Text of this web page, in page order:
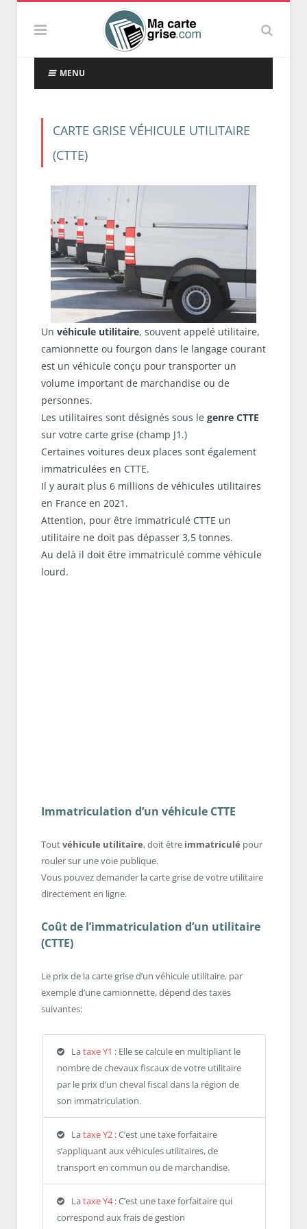
MENU
CARTE GRISE VÉHICULE UTILITAIRE
(CTTE)
Un véhicule utilitaire, souvent appelé utilitaire,
camionnette ou fourgon dans le langage courant
est un véhicule conçu pour transporter un
volume important de marchandise ou de
personnes.
Les utilitaires sont désignés sous le genre CTTE
sur votre carte grise (champ J1.)
Certaines voitures deux places sont également
immatriculées en CTTE.
Il y aurait plus 6 millions de véhicules utilitaires
en France en 2021.
Attention, pour être immatriculé CTTE un
utilitaire ne doit pas dépasser 3,5 tonnes.
Au delà il doit être immatriculé comme véhicule
lourd.
Immatriculation d’un véhicule CTTE
Toutvéhicule utilitaire, doit être immatriculé pour
rouler sur une voie publique.
Vous pouvez demander la carte grise de votre utilitaire
directement en ligne.
Coût de l’immatriculation d’un utilitaire
(CTTE)
Le prix de la carte grise d’un véhicule utilitaire, par
exemple d’une camionnette, dépend des taxes
suivantes:
Lataxe Y1 : Elle se calcule en multipliant le
nombre de chevaux fiscaux de votre utilitaire
par le prix d’un cheval fiscal dans la région de
son immatriculation.
Lataxe Y2 : C’est une taxe forfaitaire
s’appliquant aux véhicules utilitaires, de
transport en commun ou de marchandise.
Lataxe Y4: C’est une taxe forfaitaire qui
correspond aux frais de gestion